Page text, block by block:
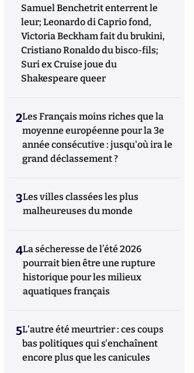
Samuel Benchetrit enterrent le
leur; Leonardo di Caprio fond,
Victoria Beckham fait du brukini,
Cristiano Ronaldo du bisco-fils;
Suri ex Cruise joue du
Shakespeare queer
2Les Français moins riches que la
moyenne européenne pour la 3e
année consécutive : jusqu'où ira le
grand déclassement ?
3Les villes classées les plus
malheureuses du monde
4La sécheresse de l’été 2026
pourrait bien être une rupture
historique pour les milieux
aquatiques français
5L'autre été meurtrier : ces coups
bas politiques qui s'enchaînent
encore plus que les canicules